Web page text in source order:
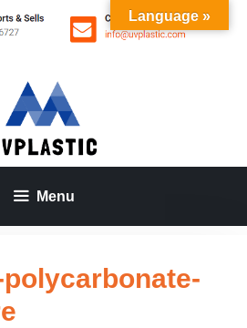
Menu
Language »